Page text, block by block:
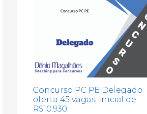
Concurso PC PE Delegado
oferta 45 vagas. Inicial de
R$10.930